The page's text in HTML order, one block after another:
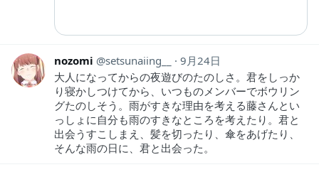
nozomi setsunaiing__
9月24日
大人になってからの夜遊びのたのしさ。君をしっか
り寝かしつけてから、いつものメンバーでボウリン
グたのしそう。雨がすきな理由を考える藤さんとい
っしょに自分も雨のすきなところを考えたり。君と
出会うすこしまえ、髪を切ったり、傘をあげたり、
そんな雨の日に、君と出会った。